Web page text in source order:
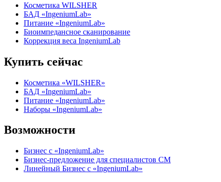
Косметика WILSHER
БАД «IngeniumLab»
Питание «IngeniumLab»
Биоимпедансное сканирование
Коррекция веса IngeniumLab
Купить сейчас
Косметика «WILSHER»
БАД «IngeniumLab»
Питание «IngeniumLab»
Наборы «IngeniumLab»
Возможности
Бизнес с «IngeniumLab»
Бизнес-предложение для специалистов СМ
Линейный Бизнес с «IngeniumLab»